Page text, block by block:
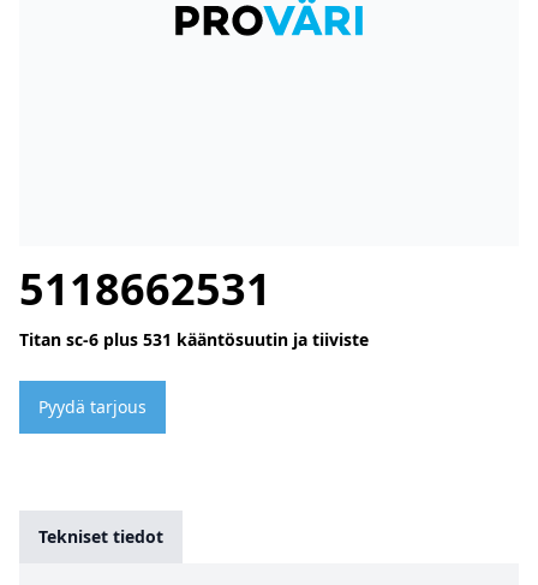
5118662531
Titan sc-6 plus 531 kääntösuutin ja tiiviste
Pyydä tarjous
Tekniset tiedot